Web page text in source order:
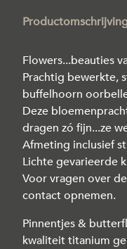
Flowers...beauties
Prachtig bewerkte,
buffelhoorn
Deze
dragen zó fijn...ze
Afmeting inclusief
Lichte gevarieerde
Voor vragen over
contact opnemen.
Pinnentjes &
kwaliteit titanium